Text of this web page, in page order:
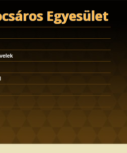
Egyesület